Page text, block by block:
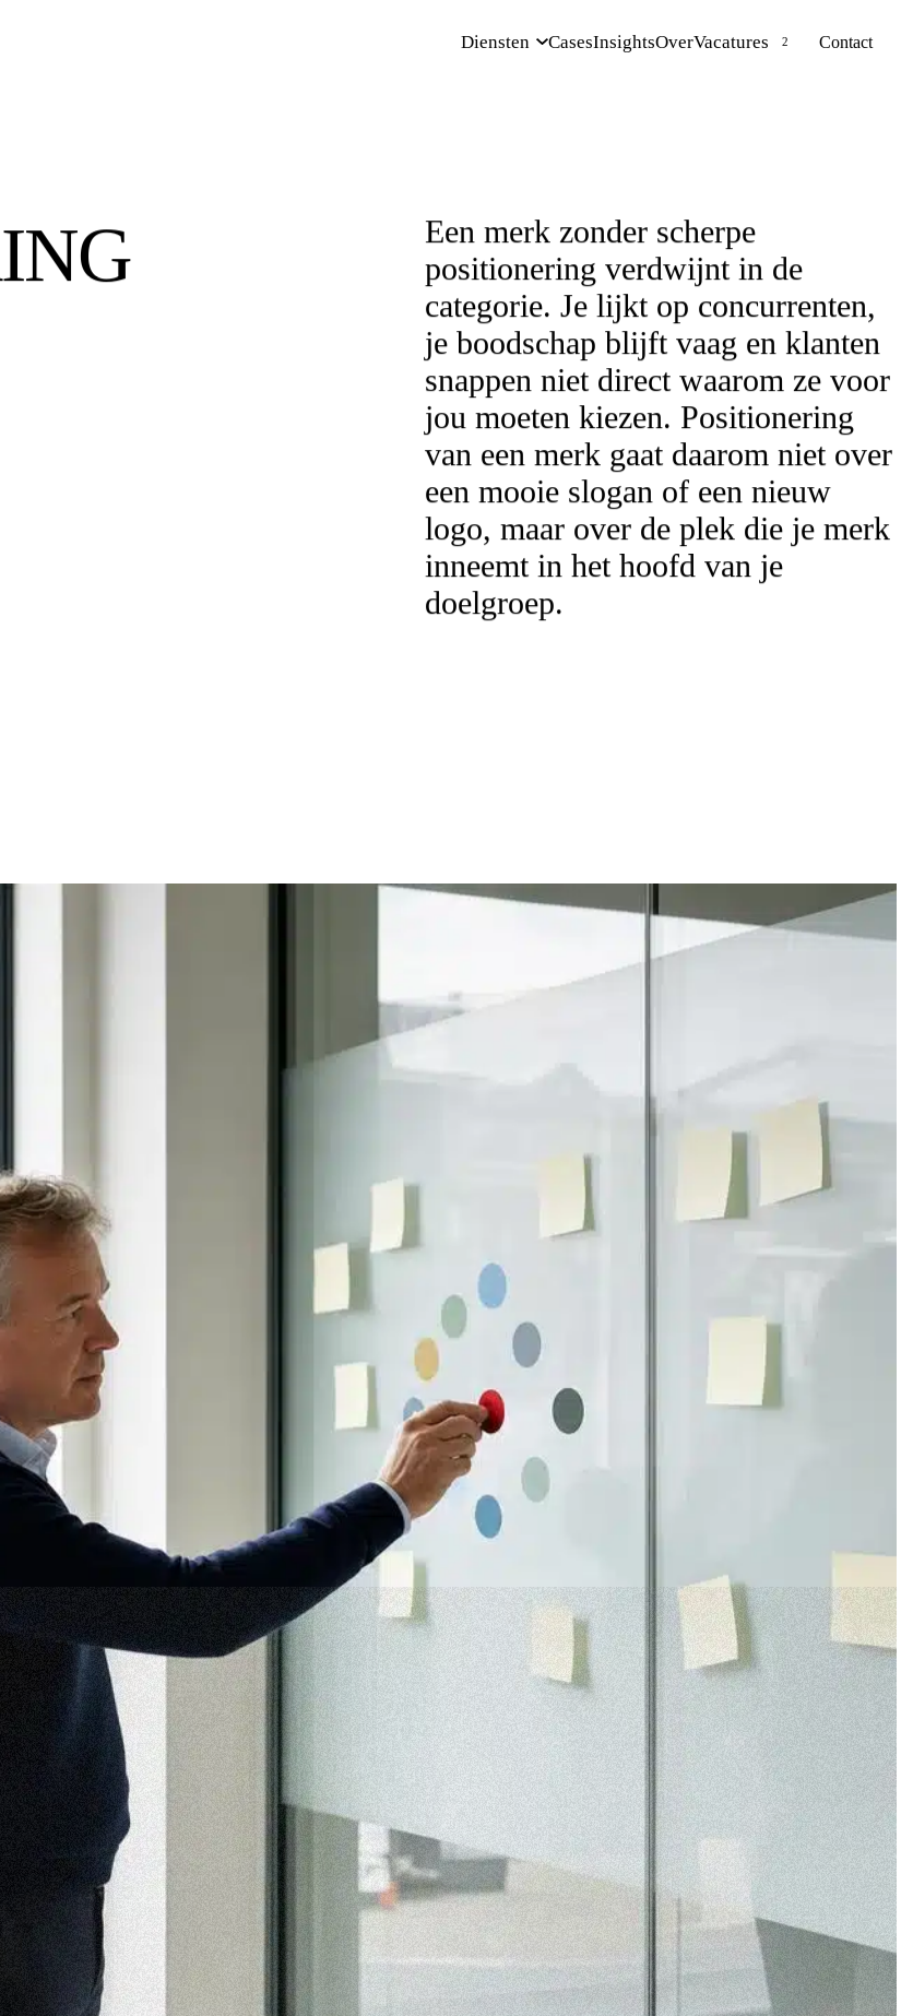
Diensten CasesInsightsOverVacatures Contact
Een merk zonder scherpe
positionering verdwijnt in de
categorie. Je lijkt op concurrenten,
je boodschap blijft vaag en klanten
snappen niet direct waarom ze voor
jou moeten kiezen. Positionering
van een merk gaat daarom niet over
een mooie slogan of een nieuw
logo, maar over de plek die je merk
inneemt in het hoofd van je
doelgroep.